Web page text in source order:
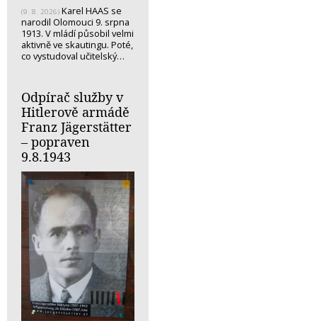
(9. 8. 2026) Karel HAAS se
narodil Olomouci 9. srpna
1913. V mládí působil velmi
aktivně ve skautingu. Poté,
co vystudoval učitelský…
Odpírač služby v
Hitlerově armádě
Franz Jägerstätter
– popraven
9.8.1943